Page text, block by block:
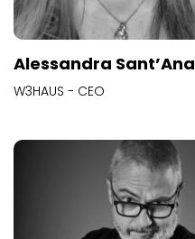
Alessandra Sant’Ana
W3HAUS - CEO